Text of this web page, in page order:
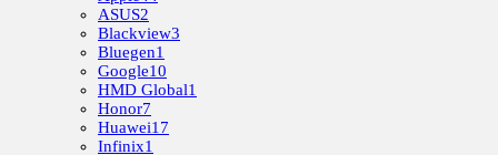
ASUS2
Blackview3
Bluegen1
Google10
HMD Global1
Honor7
Huawei17
Infinix1